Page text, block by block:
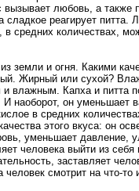
вызывает любовь, а
реагирует питта.
средних количествах,
земли и огня. Какими
Жирный или сухой?
влажным. Капха и питта
наоборот, он уменьшает
в средних
этого вкуса: он
уменьшает давление,
человека выйти из
заставляет
смотрит на что-то